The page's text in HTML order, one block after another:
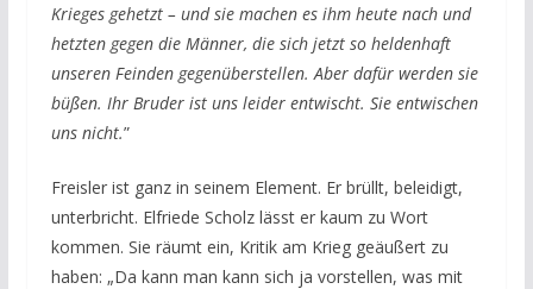
Krieges gehetzt – und sie machen es ihm heute nach und
hetzten gegen die Männer, die sich jetzt so heldenhaft
unseren Feinden gegenüberstellen. Aber dafür werden sie
büßen. Ihr Bruder ist uns leider entwischt. Sie entwischen
uns nicht.”
Freisler ist ganz in seinem Element. Er brüllt, beleidigt,
unterbricht. Elfriede Scholz lässt er kaum zu Wort
kommen. Sie räumt ein, Kritik am Krieg geäußert zu
haben: „Da kann man kann sich ja vorstellen, was mit